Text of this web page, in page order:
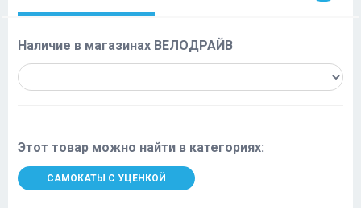
Наличие в магазинах ВЕЛОДРАЙВ
Этот товар можно найти в категориях:
САМОКАТЫ С УЦЕНКОЙ